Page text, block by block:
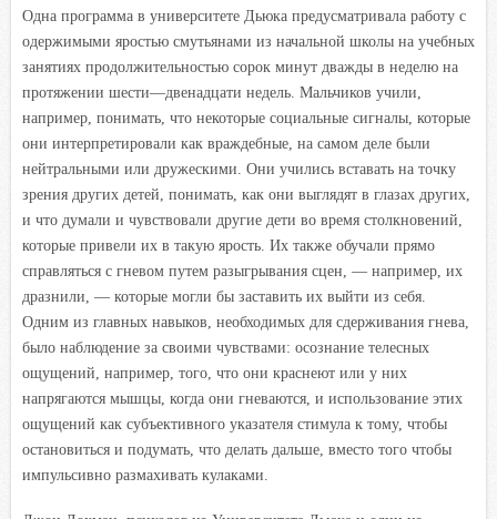
Одна программа в университете Дьюка предусматривала работу с
одержимыми яростью смутьянами из начальной школы на учебных
занятиях продолжительностью сорок минут дважды в неделю на
протяжении шести—двенадцати недель. Мальчиков учили,
например, понимать, что некоторые социальные сигналы, которые
они интерпретировали как враждебные, на самом деле были
нейтральными или дружескими. Они учились вставать на точку
зрения других детей, понимать, как они выглядят в глазах других,
и что думали и чувствовали другие дети во время столкновений,
которые привели их в такую ярость. Их также обучали прямо
справляться с гневом путем разыгрывания сцен, — например, их
дразнили, — которые могли бы заставить их выйти из себя.
Одним из главных навыков, необходимых для сдерживания гнева,
было наблюдение за своими чувствами: осознание телесных
ощущений, например, того, что они краснеют или у них
напрягаются мышцы, когда они гневаются, и использование этих
ощущений как субъективного указателя стимула к тому, чтобы
остановиться и подумать, что делать дальше, вместо того чтобы
импульсивно размахивать кулаками.